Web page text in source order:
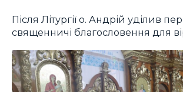
Після Літургії о. Андрій уділив
священничі благословення для